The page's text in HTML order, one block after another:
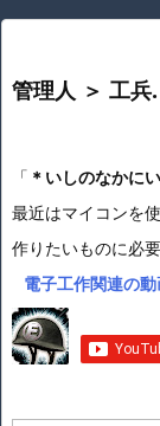
管理人 ＞ 工兵
「 ＊いしのなかに
最近はマイコンを
作りたいものに必
電子工作関連の